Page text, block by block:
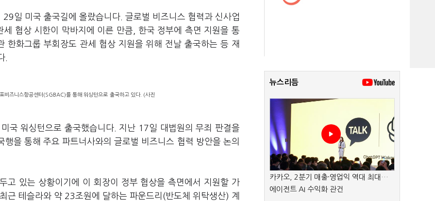
29일 미국 출국길에 올랐습니다 글로벌 비즈니스 협력과 신사업
세 협상 시한이 막바지에 이른 만큼 , 한국 정부에 측면 지원을 통
한화그룹 부회장도 관세 협상 지원을 위해 전날 출국하는 등 재
비즈니스항공센터(SGBAC)를 통해 워싱턴으로 출국하고 있다. (사진
국 워싱턴으로 출국했습니다. 지난 17일 대법원의 무죄 판결을
행을 통해 주요 파트너사와의 글로벌 비즈니스 협력 방안을 논의
고 있는 상황이기에 이 회장이 정부 협상을 측면에서 지원할 가
근 테슬라와 약 23조원에 달하는 파운드리 (반도체 위탁생산) 계
뉴스리듬
카카오, 2분기 매출·영업익 역대 최대…
에이전트 AI 수익화 관건